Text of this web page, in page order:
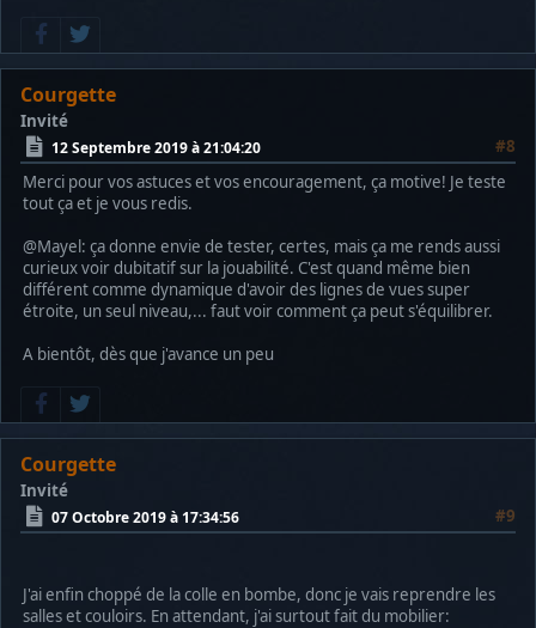
Courgette
Invité
12 Septembre 2019 à 21:04:20
#8
Merci pour vos astuces et vos encouragement, ça motive! Je teste
tout ça et je vous redis.
@Mayel: ça donne envie de tester, certes, mais ça me rends aussi
curieux voir dubitatif sur la jouabilité. C'est quand même bien
différent comme dynamique d'avoir des lignes de vues super
étroite, un seul niveau,... faut voir comment ça peut s'équilibrer.
A bientôt, dès que j'avance un peu
Courgette
Invité
07 Octobre 2019 à 17:34:56 #9
J'ai enfin choppé de la colle en bombe, donc je vais reprendre les
salles et couloirs. En attendant, j'ai surtout fait du mobilier: